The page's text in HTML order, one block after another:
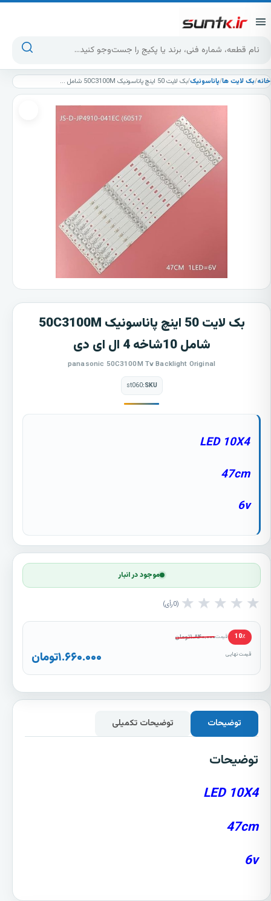
جست‌وجوی محصولات
خانه/بک لایت ها/پاناسونیک/ بک لایت 50 اینچ پاناسونیک 50C3100M شامل 10شاخه 4 ال ای دی
موجود در انبار
★ ★ ★ ★ ★
0رأی
10٪ قیمت۱.۸۴۰.۰۰۰تومان
قیمت نهایی ۱.۶۶۰.۰۰۰تومان
بک لایت 50 اینچ پاناسونیک 50C3100M
شامل 10شاخه 4 ال ای دی
panasonic 50C3100M Tv Backlight Original
SKU:
st060
LED 10X4
47cm
6v
توضیحات توضیحات تکمیلی
توضیحات
LED 10X4
47cm
6v